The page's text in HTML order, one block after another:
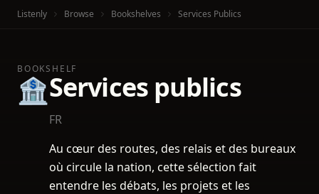
Listenly Browse Bookshelves Services Publics
BOOKSHELF
🏦Services publics
FR
Au cœur des routes, des relais et des bureaux
où circule la nation, cette sélection fait
entendre les débats, les projets et les